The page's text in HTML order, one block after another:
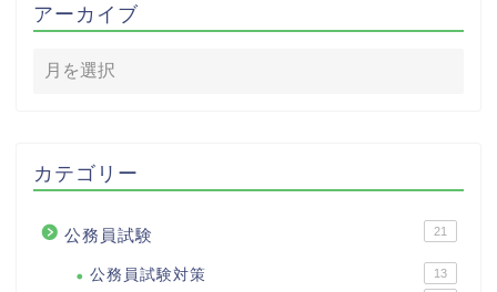
アーカイブ
カテゴリー
公務員試験 21
公務員試験対策 13